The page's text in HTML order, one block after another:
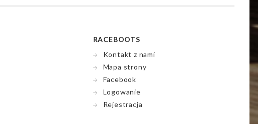
RACEBOOTS
Kontakt z nami
Mapa strony
Facebook
Logowanie
Rejestracja